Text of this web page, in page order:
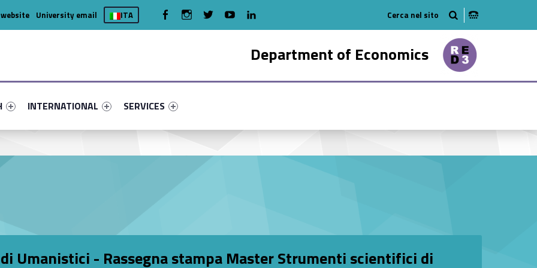
Department of Economics
11971-4
#link-menu-primary-61452-7
Link identifier #link-menu-primary-8146-15
INTERNATIONAL
Link identifier #link-menu-primary-50528-21
SERVICES
University email ITA WebMan on FacebookWebMan on InstagramWebMan on TwitterWebMan on Youtube
Umanistici - Rassegna stampa Master Strumenti scientifici di